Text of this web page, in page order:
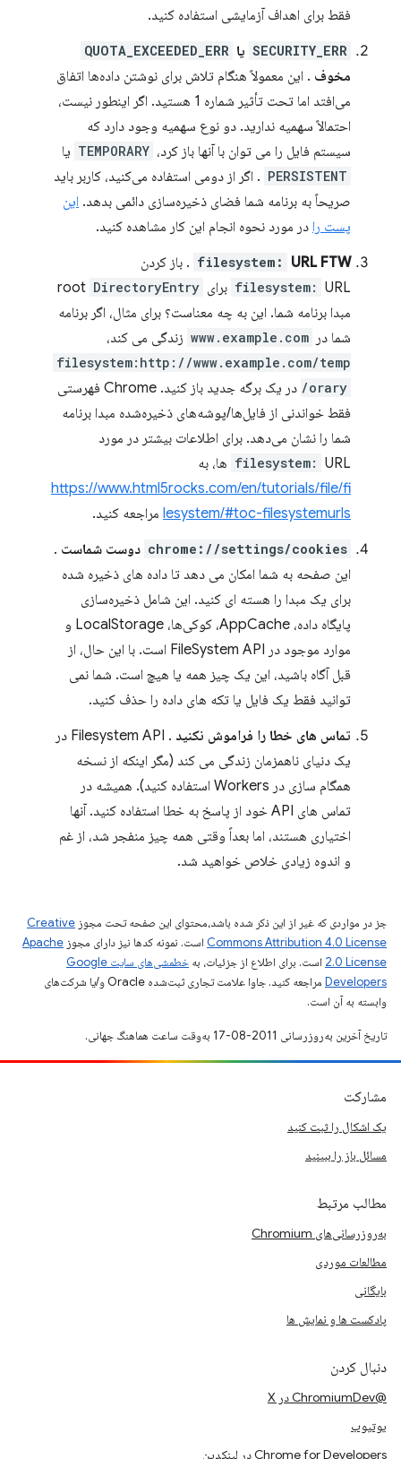
فقط برای اهداف آزمایشی استفاده کنید.
SECURITY_ERR یا QUOTA_EXCEEDED_ERR
مخوف . این معمولاً هنگام تلاش برای نوشتن داده‌ها اتفاق
می‌افتد اما تحت تأثیر شماره 1 هستید. اگر اینطور نیست،
احتمالاً سهمیه ندارید. دو نوع سهمیه وجود دارد که
سیستم فایل را می توان با آنها باز کرد، TEMPORARY یا
PERSISTENT . اگر از دومی استفاده می‌کنید، کاربر باید
صریحاً به برنامه شما فضای ذخیره‌سازی دائمی بدهد. این
پست را در مورد نحوه انجام این کار مشاهده کنید.
filesystem: URL FTW . باز کردن
filesystem: URL برای root DirectoryEntry
مبدا برنامه شما. این به چه معناست؟ برای مثال، اگر برنامه
شما در www.example.com زندگی می کند،
filesystem:http://www.example.com/temp
orary/
در یک برگه جدید باز کنید. Chrome فهرستی
فقط خواندنی از فایل‌ها/پوشه‌های ذخیره‌شده مبدا برنامه
شما را نشان می‌دهد. برای اطلاعات بیشتر در مورد
filesystem: URL ها، به
https://www.html5rocks.com/en/tutorials/file/fi
lesystem/#toc-filesystemurls مراجعه کنید.
chrome://settings/cookies دوست شماست .
این صفحه به شما امکان می دهد تا داده های ذخیره شده
برای یک مبدا را هسته ای کنید. این شامل ذخیره‌سازی
پایگاه داده، AppCache، کوکی‌ها، LocalStorage و
موارد موجود در FileSystem API است. با این حال، از
قبل آگاه باشید، این یک چیز همه یا هیچ است. شما نمی
توانید فقط یک فایل یا تکه های داده را حذف کنید.
تماس های خطا را فراموش نکنید
. Filesystem API در
یک دنیای ناهمزمان زندگی می کند (مگر اینکه از نسخه
همگام سازی در Workers استفاده کنید). همیشه در
تماس های API خود از پاسخ به خطا استفاده کنید. آنها
اختیاری هستند، اما بعداً وقتی همه چیز منفجر شد، از غم
و اندوه زیادی خلاص خواهید شد.
جز در مواردی که غیر از این ذکر شده باشد،‌محتوای این صفحه تحت مجوز Creative
Commons Attribution 4.0 License است. نمونه کدها نیز دارای مجوز Apache
2.0 License است. برای اطلاع از جزئیات، به
خطمشی‌های سایت Google
Developers‏
مراجعه کنید. جاوا علامت تجاری ثبت‌شده Oracle و/یا شرکت‌های
وابسته به آن است.
تاریخ آخرین به‌روزرسانی 2011-08-17 به‌وقت ساعت هماهنگ جهانی.
مشارکت
یک اشکال را ثبت کنید
مسائل باز را ببینید
مطالب مرتبط
به‌روزرسانی‌های Chromium
مطالعات موردی
بایگانی
پادکست ها و نمایش ها
دنبال کردن
@ChromiumDev در X
یوتیوب
Chrome for Developers در لینکدین